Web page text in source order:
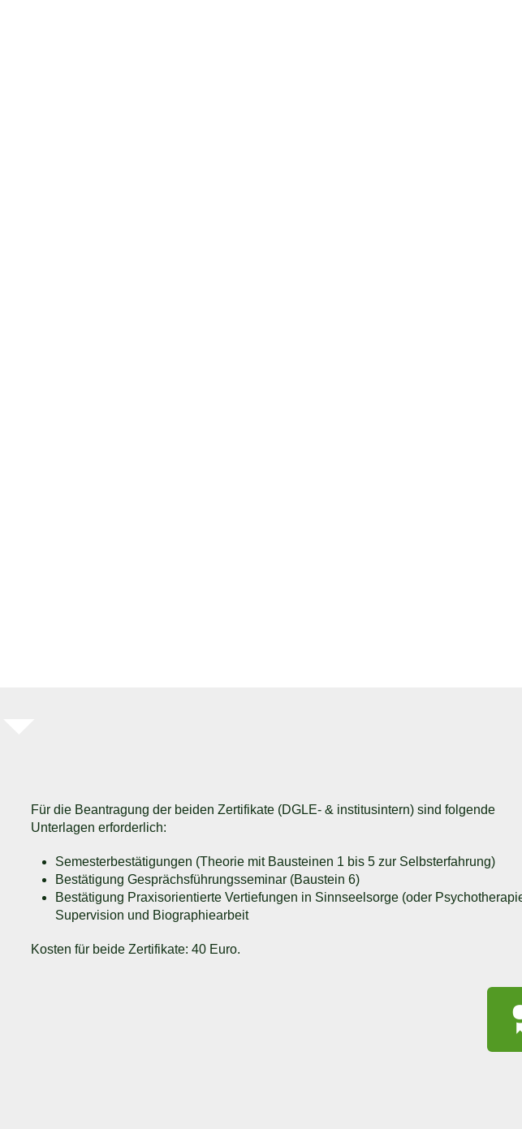
Für die Beantragung der beiden Zertifikate (DGLE- & institusintern) sind folgende
Unterlagen erforderlich:
Semesterbestätigungen (Theorie mit Bausteinen 1 bis 5 zur Selbsterfahrung)
Bestätigung Gesprächsführungsseminar (Baustein 6)
Bestätigung Praxisorientierte Vertiefungen in Sinnseelsorge (oder
Supervision und Biographiearbeit
Kosten für beide Zertifikate: 40 Euro.